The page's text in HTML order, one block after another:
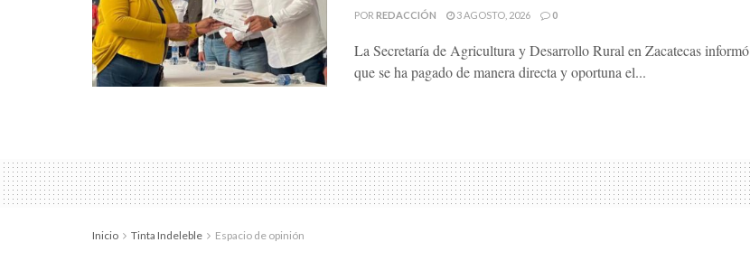
POR REDACCIÓN 3 AGOSTO, 2026 0
La Secretaría de Agricultura y Desarrollo Rural en Zacatecas informó
que se ha pagado de manera directa y oportuna el...
Inicio Tinta Indeleble Espacio de opinión